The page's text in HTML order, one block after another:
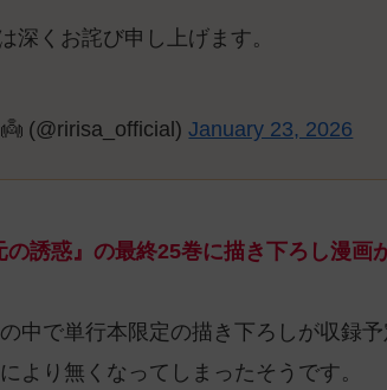
深くお詫び申し上げます。
(@ririsa_official)January 23, 2026
誘惑』の最終25巻に描き下ろし漫画
中で単行本限定の描き下ろしが収録予
より無くなってしまったそうです。